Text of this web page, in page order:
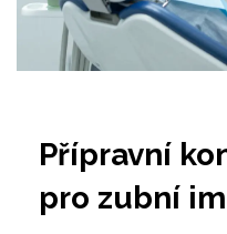
Přípravní
pro zubní